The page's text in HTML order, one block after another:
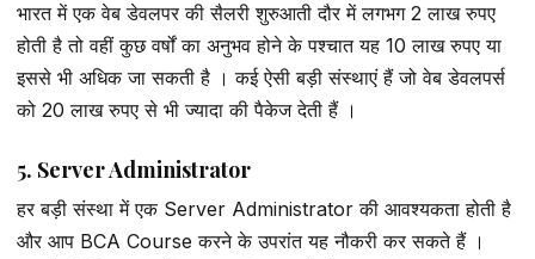
भारत में एक वेब डेवलपर की सैलरी शुरुआती दौर में लगभग 2 लाख रुपए
होती है तो वहीं कुछ वर्षों का अनुभव होने के पश्चात यह 10 लाख रुपए या
इससे भी अधिक जा सकती है । कई ऐसी बड़ी संस्थाएं हैं जो वेब डेवलपर्स
को 20 लाख रुपए से भी ज्यादा की पैकेज देती हैं ।
5. Server Administrator
हर बड़ी संस्था में एक Server Administrator की आवश्यकता होती है
और आप BCA Course करने के उपरांत यह नौकरी कर सकते हैं ।